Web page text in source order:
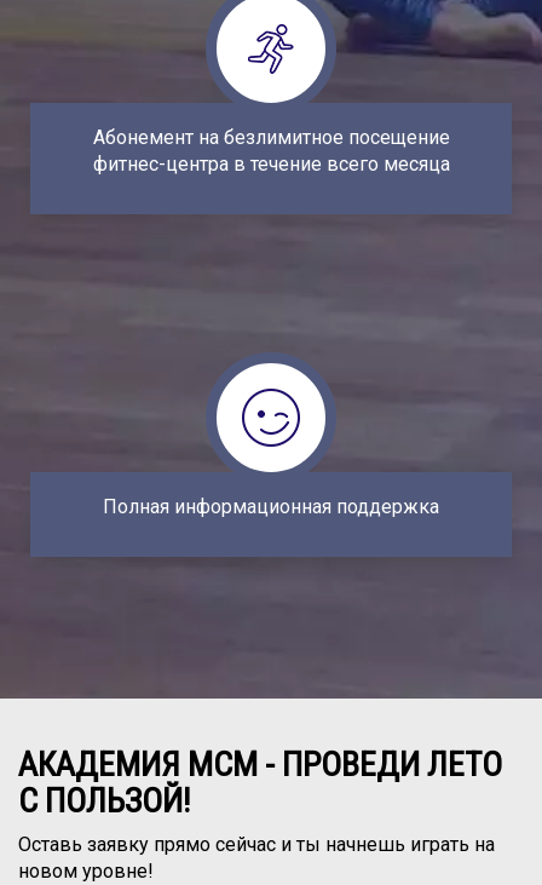
Абонемент на безлимитное посещение
фитнес-центра в течение всего месяца
языка с носителями. Практика всех аспектов
английского - разговорные навыки,
Полная информационная поддержка
Все тренировки проходят в комплексе,
оснащенном профессиональным
оборудованием: раздевалками, душевыми,
кафе, массажными кабинетами.
АКАДЕМИЯ МСМ - ПРОВЕДИ ЛЕТО
С ПОЛЬЗОЙ!
Оставь заявку прямо сейчас и ты начнешь играть на
новом уровне!